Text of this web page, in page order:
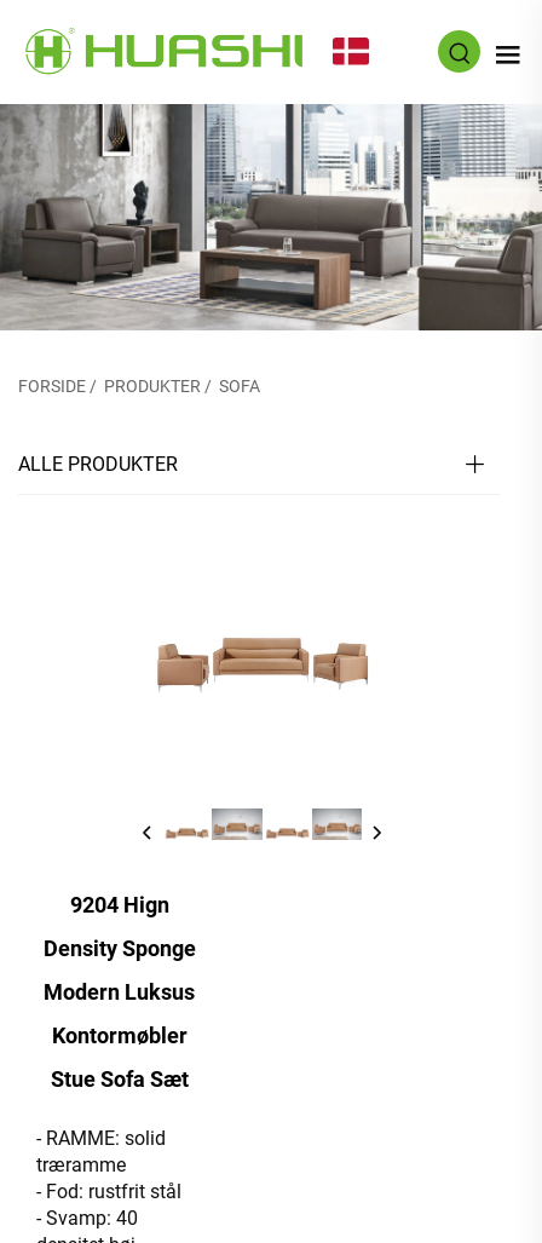
FORSIDE / PRODUKTER / SOFA
ALLE PRODUKTER
9204 Hign
Density Sponge
Modern Luksus
Kontormøbler
Stue Sofa Sæt
- RAMME: solid
træramme
- Fod: rustfrit stål
- Svamp: 40